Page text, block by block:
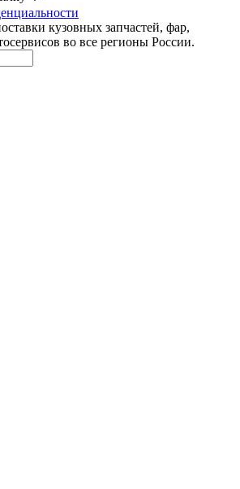
кузовных запчастей, фар,
во все регионы России.